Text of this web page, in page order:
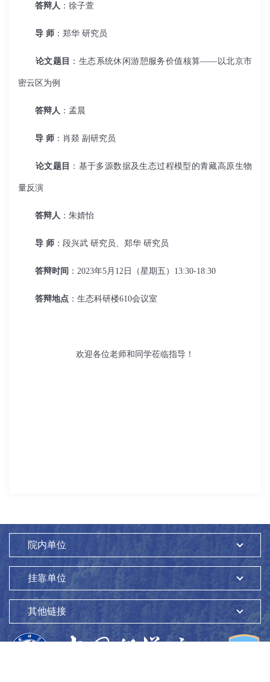
答辩人 ：徐子萱
导 师 ：郑华 研究员
论文题目 ：生态系统休闲游憩服务价值核算——以北京市
密云区为例
答辩人 ：孟晨
导 师 ：肖燚 副研究员
论文题目 ：基于多源数据及生态过程模型的青藏高原生物
量反演
答辩人 ：朱婧怡
导 师 ：段兴武 研究员、郑华 研究员
答辩时间 ：2023年5月12日（星期五）13:30-18:30
答辩地点 ：生态科研楼610会议室
欢迎各位老师和同学莅临指导！
院内单位
挂靠单位
其他链接